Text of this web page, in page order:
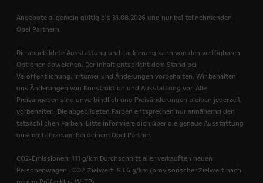
Angebote allgemein gültig bis 31.08.2026 und nur bei teilnehmenden
Opel Partnern.
Die abgebildete Ausstattung und Lackierung kann von den verfügbaren
Optionen abweichen. Der Inhalt entspricht dem Stand bei
Veröffentlichung. Irrtümer und Änderungen vorbehalten. Wir behalten
uns Änderungen von Konstruktion und Ausstattung vor. Alle
Preisangaben sind unverbindlich und Preisänderungen bleiben jederzeit
vorbehalten. Die abgebildeten Farben entsprechen nur annähernd den
tatsächlichen Farben. Bitte informiere dich über die genaue Ausstattung
unserer Fahrzeuge bei deinem Opel Partner.
CO2-Emissionen: 111 g/km Durchschnitt aller verkauften neuen
Personenwagen . CO2-Zielwert: 93.6 g/km (provisorischer Zielwert nach